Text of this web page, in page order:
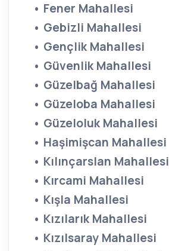
• Fener Mahallesi
• Gebizli Mahallesi
• Gençlik Mahallesi
• Güvenlik Mahallesi
• Güzelbağ Mahallesi
• Güzeloba Mahallesi
• Güzeloluk Mahallesi
• Haşimişcan Mahallesi
• Kılınçarslan Mahallesi
• Kırcami Mahallesi
• Kışla Mahallesi
• Kızılarık Mahallesi
• Kızılsaray Mahallesi